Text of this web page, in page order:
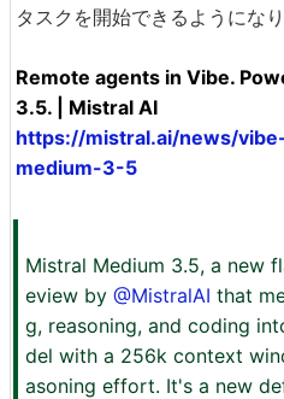
タスクを開始できるようになり
Remote agents in Vibe.
3.5. | Mistral AI
https://mistral.ai/news/
medium-3-5
Mistral Medium 3.5, a new
eview by @MistralAI that
g, reasoning, and coding
del with a 256k context
asoning effort. It's a new